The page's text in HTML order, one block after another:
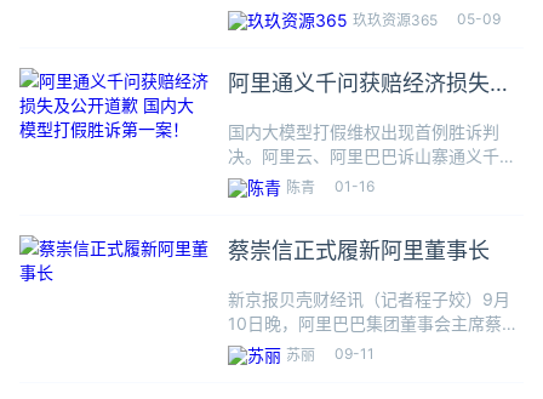
系。这一合作自5月8日起正式生效，蒙
古国买家可以通过Shoppy hub直接采
站支持中文、
玖玖资源365 05-09
阿里通义千问获赔经济损失及
第一案！
国内大模型打假维权出现首例胜诉判
决。阿里云、阿里巴巴诉山寨通义千问
APP发布方一审胜诉，飞游科技公司因
侵犯注册商标及虚假宣传，被责令赔偿
续十五日发布道歉声明。阿里云微
陈青 01-16
蔡崇信正式履新阿里董事长
新京报贝壳财经讯（记者程子姣）9月
10日晚，阿里巴巴集团董事会主席蔡崇
信发布全员信宣布，已在当日按计划完
成集团管理职务交接，由他接任集团董
苏丽 09-11